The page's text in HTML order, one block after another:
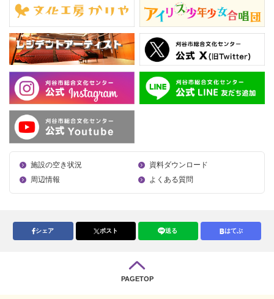
施設の空き状況
資料ダウンロード
周辺情報
よくある質問
シェア ポスト 送る はてぶ
PAGETOP